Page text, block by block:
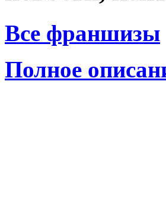
Все франшизы
Полное